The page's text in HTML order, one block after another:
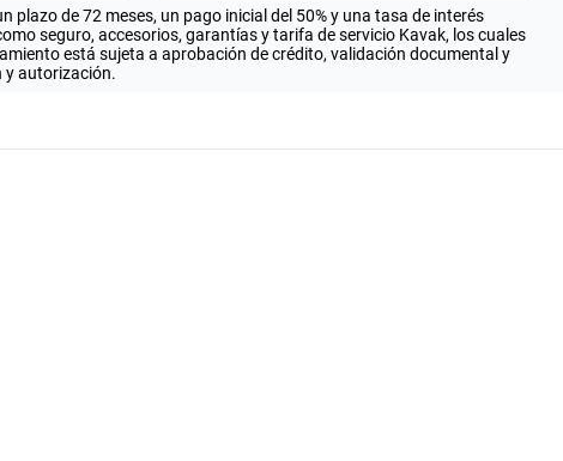
de 72 meses, un pago inicial del 50% y una tasa de interés
seguro, accesorios, garantías y tarifa de servicio Kavak, los cuales
está sujeta a aprobación de crédito, validación documental y
y autorización.